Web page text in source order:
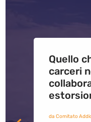
Quello
carceri
da Comitato